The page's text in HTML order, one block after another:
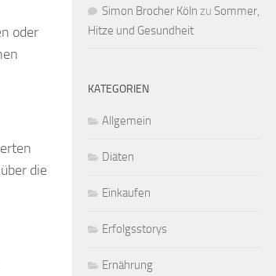
oder
die
Simon Brocher Köln zu Sommer,
Hitze und Gesundheit
KATEGORIEN
Allgemein
Diäten
Einkaufen
Erfolgsstorys
Ernährung